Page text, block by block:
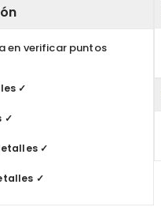
en verificar puntos
✓
✓
✓
✓